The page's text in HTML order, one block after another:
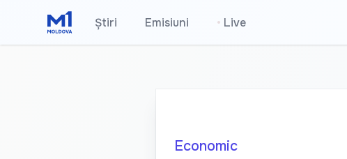
Știri Emisiuni • Live
Economic